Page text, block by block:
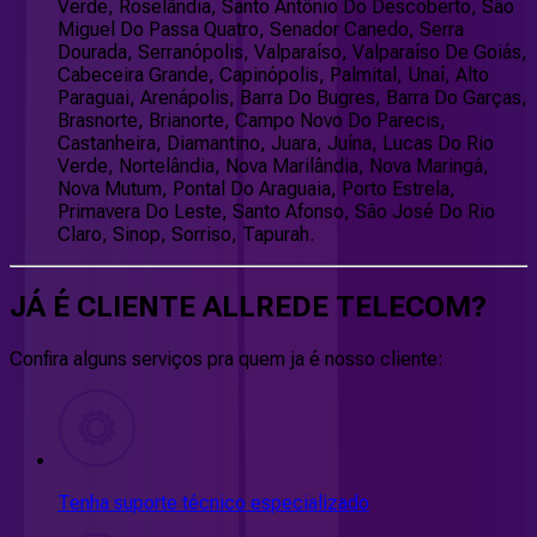
Verde, Roselândia, Santo Antônio Do Descoberto, São
Miguel Do Passa Quatro, Senador Canedo, Serra
Dourada, Serranópolis, Valparaíso, Valparaíso De Goiás,
Cabeceira Grande, Capinópolis, Palmital, Unaí, Alto
Paraguai, Arenápolis, Barra Do Bugres, Barra Do Garças,
Brasnorte, Brianorte, Campo Novo Do Parecis,
Castanheira, Diamantino, Juara, Juína, Lucas Do Rio
Verde, Nortelândia, Nova Marilândia, Nova Maringá,
Nova Mutum, Pontal Do Araguaia, Porto Estrela,
Primavera Do Leste, Santo Afonso, São José Do Rio
Claro, Sinop, Sorriso, Tapurah.
JÁ É CLIENTE ALLREDE TELECOM?
Confira alguns serviços pra quem ja é nosso cliente:
Tenha suporte técnico especializado